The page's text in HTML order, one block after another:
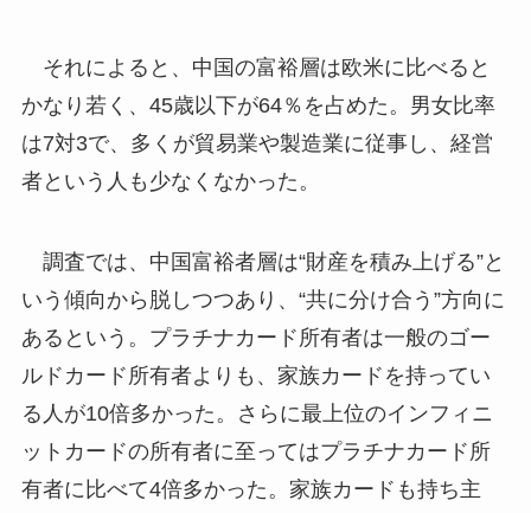
それによると、中国の富裕層は欧米に比べると
かなり若く、45歳以下が64％を占めた。男女比率
は7対3で、多くが貿易業や製造業に従事し、経営
者という人も少なくなかった。
調査では、中国富裕者層は“財産を積み上げる”と
いう傾向から脱しつつあり、“共に分け合う”方向に
あるという。プラチナカード所有者は一般のゴー
ルドカード所有者よりも、家族カードを持ってい
る人が10倍多かった。さらに最上位のインフィニ
ットカードの所有者に至ってはプラチナカード所
有者に比べて4倍多かった。家族カードも持ち主